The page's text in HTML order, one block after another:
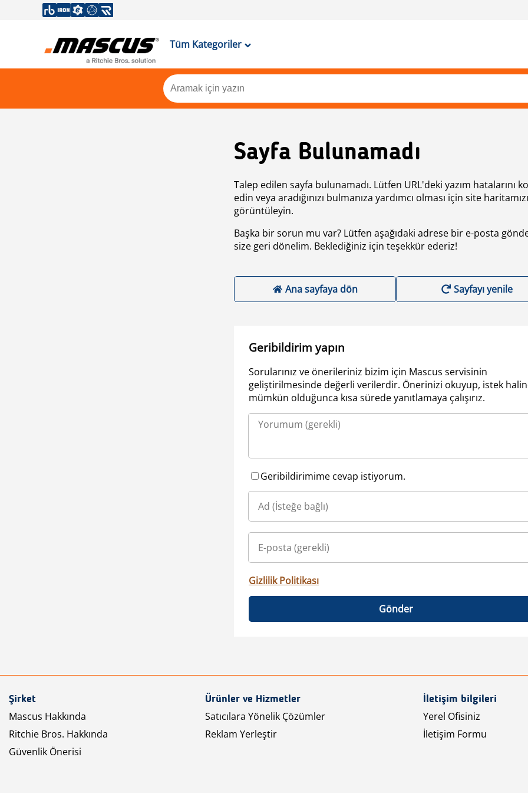
Tüm Kategoriler
Sayfa Bulunamadı
Talep edilen sayfa bulunamadı. Lütfen URL'deki yazım hatalarını
edin veya aradığınızı bulmanıza yardımcı olması için site haritamızı
görüntüleyin.
Başka bir sorun mu var? Lütfen aşağıdaki adrese bir e-posta
size geri dönelim. Beklediğiniz için teşekkür ederiz!
Ana sayfaya dön Sayfayı yenile
Geribildirim yapın
Sorularınız ve önerileriniz bizim için Mascus servisinin
geliştirilmesinde değerli verilerdir. Önerinizi okuyup, istek
mümkün olduğunca kısa sürede yanıtlamaya çalışırız.
Geribildirimime cevap istiyorum.
Gizlilik Politikası
Gönder
Şirket
Mascus Hakkında
Ritchie Bros. Hakkında
Güvenlik Önerisi
Ürünler ve Hizmetler
Satıcılara Yönelik Çözümler
Reklam Yerleştir
İletişim bilgileri
Yerel Ofisiniz
İletişim Formu